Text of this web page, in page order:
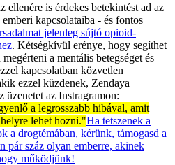
ellenére is érdekes betekintést ad az
kapcsolataiba - és fontos
jelenleg sújtó opioid-
. Kétségkívül erénye, hogy segíthet
a mentális betegséget és
kapcsolatban közvetlen
ezzel küzdenek, Zendaya
üzenetet az Instragramon:
a legrosszabb hibával, amit
lehet hozni."Ha tetszenek a
a drogtémában, kérünk, támogasd a
pár száz olyan emberre, akinek
működjünk!